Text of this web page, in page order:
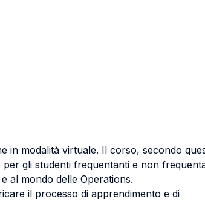
in modalità virtuale. Il corso, secondo
gli studenti frequentanti e non
al mondo delle Operations.
il processo di apprendimento e di